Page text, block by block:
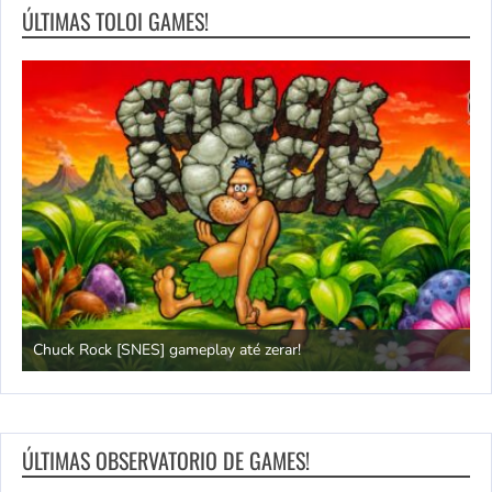
ÚLTIMAS TOLOI GAMES!
Chuck Rock [SNES] gameplay até zerar!
ÚLTIMAS OBSERVATORIO DE GAMES!